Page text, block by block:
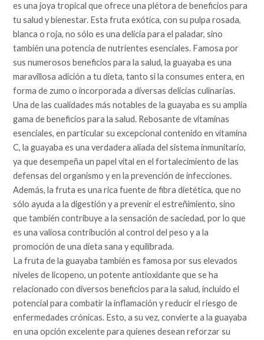
es una joya tropical que ofrece una plétora de beneficios para
tu salud y bienestar. Esta fruta exótica, con su pulpa rosada,
blanca o roja, no sólo es una delicia para el paladar, sino
también una potencia de nutrientes esenciales. Famosa por
sus numerosos beneficios para la salud, la guayaba es una
maravillosa adición a tu dieta, tanto si la consumes entera, en
forma de zumo o incorporada a diversas delicias culinarias.
Una de las cualidades más notables de la guayaba es su amplia
gama de beneficios para la salud. Rebosante de vitaminas
esenciales, en particular su excepcional contenido en vitamina
C, la guayaba es una verdadera aliada del sistema inmunitario,
ya que desempeña un papel vital en el fortalecimiento de las
defensas del organismo y en la prevención de infecciones.
Además, la fruta es una rica fuente de fibra dietética, que no
sólo ayuda a la digestión y a prevenir el estreñimiento, sino
que también contribuye a la sensación de saciedad, por lo que
es una valiosa contribución al control del peso y a la
promoción de una dieta sana y equilibrada.
La fruta de la guayaba también es famosa por sus elevados
niveles de licopeno, un potente antioxidante que se ha
relacionado con diversos beneficios para la salud, incluido el
potencial para combatir la inflamación y reducir el riesgo de
enfermedades crónicas. Esto, a su vez, convierte a la guayaba
en una opción excelente para quienes desean reforzar su